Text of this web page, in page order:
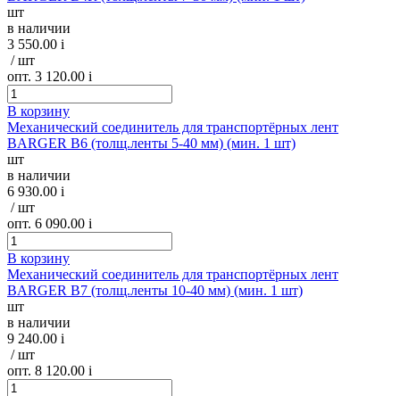
шт
в наличии
3 550.00 i
/ шт
опт. 3 120.00 i
В корзину
Механический соединитель для транспортёрных лент
BARGER B6 (толщ.ленты 5-40 мм) (мин. 1 шт)
шт
в наличии
6 930.00 i
/ шт
опт. 6 090.00 i
В корзину
Механический соединитель для транспортёрных лент
BARGER B7 (толщ.ленты 10-40 мм) (мин. 1 шт)
шт
в наличии
9 240.00 i
/ шт
опт. 8 120.00 i